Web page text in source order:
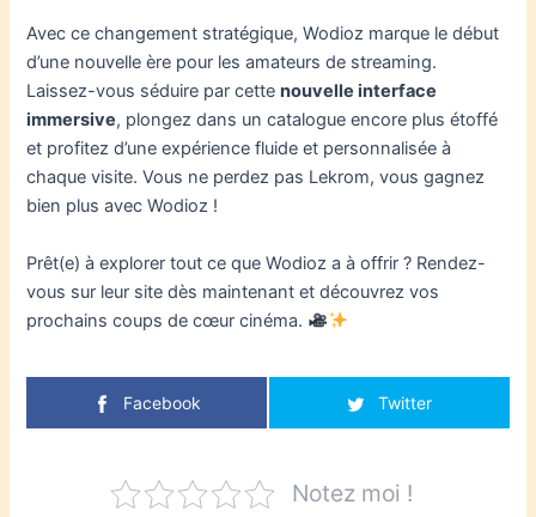
Avec ce changement stratégique, Wodioz marque le début
d’une nouvelle ère pour les amateurs de streaming.
Laissez-vous séduire par cettenouvelle interface
immersive, plongez dans un catalogue encore plus étoffé
et profitez d’une expérience fluide et personnalisée à
chaque visite. Vous ne perdez pas Lekrom, vous gagnez
bien plus avec Wodioz !
Prêt(e) à explorer tout ce que Wodioz a à offrir ? Rendez-
vous sur leur site dès maintenant et découvrez vos
prochains coups de cœur cinéma.
Facebook Twitter
Notez moi !